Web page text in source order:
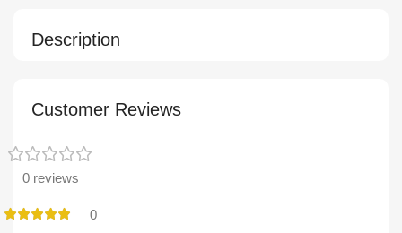
Description
Customer Reviews
0 reviews
0